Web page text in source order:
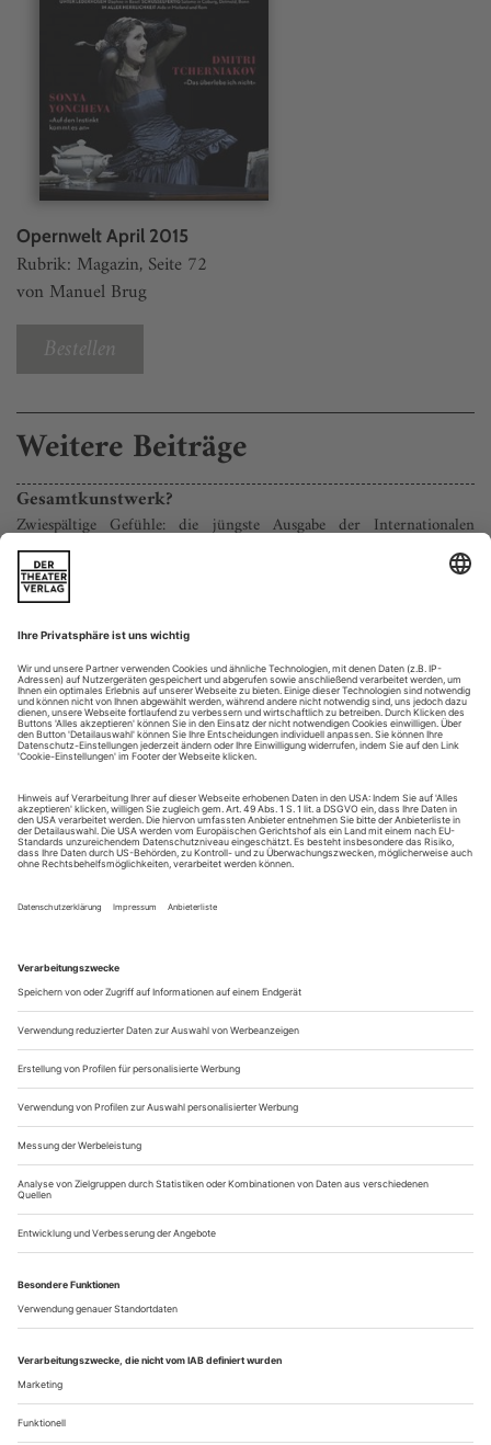
Opernwelt April 2015
Rubrik: Magazin, Seite 72
von Manuel Brug
Bestellen
Weitere Beiträge
Gesamtkunstwerk?
Zwiespältige Gefühle: die jüngste Ausgabe der Internationalen
Händel-Festspiele in Karlsruhe
Händel ist heute weltweit der populärste, meistgespielte
Opernkomponist vor Mozart. Das zeigt sich Jahr für Jahr auch
am enormen Publikumszuspruch bei den Internationalen
Händel-Festspielen in Karlsruhe, die im 38. Jahr ihres
Bestehens alle Verkaufsrekorde brachen. Die badische
Metropole ist damit neben Göttingen und Halle zum dritten
Zentrum der deutschen...
Auf schmalem Grat
Frankfurt wagt eine Neuproduktion der Auschwitz-Oper «Die
Passagierin» von Mieczyslaw Weinberg
Gefängnisszenen kennt die Oper seit ihren barocken
Phänomen und Symbol der Moderne ist: Menschen werden
anonymisiert, gequält, getötet oder für ihr Leben traumatisiert.
Umberto Giordanos «Siberia» ist dafür ein eher
konventionelles, der Schlussakt von...
Zukunftsforschung
Hans-Jürgen Drescher, der neue Chef der Bayerischen
Theaterakademie, setzt auf Interdisziplinäres. Auf der Bühne gab es
erst mal wieder eine Rarität: Martín y Solers «L’arbore di Diana»
Streng abgezäunt sind die drei Biotope, und in allen wird
reich geerntet. Hier die Bayerische Staatsoper mit ihren
kulinarischen Stückbefragungen und dem weltklassigen
musikalischen Niveau, dort das Gärtnerplatztheater,
Münchens klingende Volksbühne – und dann gibt es noch
die Bayerische Theaterakademie, die regelmäßig mit ihren
Ausgrabungen Neugier weckt. Etwa mit...